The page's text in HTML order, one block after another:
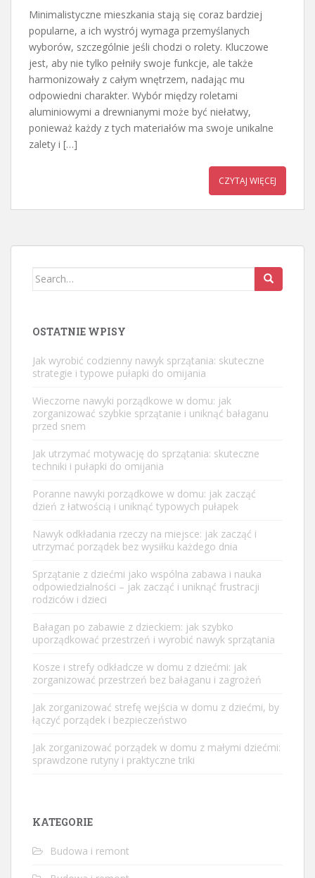
Minimalistyczne mieszkania stają się coraz bardziej
popularne, a ich wystrój wymaga przemyślanych
wyborów, szczególnie jeśli chodzi o rolety. Kluczowe
jest, aby nie tylko pełniły swoje funkcje, ale także
harmonizowały z całym wnętrzem, nadając mu
odpowiedni charakter. Wybór między roletami
aluminiowymi a drewnianymi może być niełatwy,
ponieważ każdy z tych materiałów ma swoje unikalne
zalety i […]
CZYTAJ WIĘCEJ
Search
OSTATNIE WPISY
Jak wyrobić codzienny nawyk sprzątania: skuteczne
strategie i typowe pułapki do omijania
Wieczorne nawyki porządkowe w domu: jak
zorganizować szybkie sprzątanie i uniknąć bałaganu
przed snem
Jak utrzymać motywację do sprzątania: skuteczne
techniki i pułapki do omijania
Poranne nawyki porządkowe w domu: jak zacząć
dzień z łatwością i uniknąć typowych pułapek
Nawyk odkładania rzeczy na miejsce: jak zacząć i
utrzymać porządek bez wysiłku każdego dnia
Sprzątanie z dziećmi jako wspólna zabawa i nauka
odpowiedzialności – jak zacząć i uniknąć frustracji
rodziców i dzieci
Bałagan po zabawie z dzieckiem: jak szybko
uporządkować przestrzeń i wyrobić nawyk sprzątania
Kosze i strefy odkładcze w domu z dziećmi: jak
zorganizować przestrzeń bez bałaganu i zagrożeń
Jak zorganizować strefę wejścia w domu z dziećmi, by
łączyć porządek i bezpieczeństwo
Jak zorganizować porządek w domu z małymi dziećmi:
sprawdzone rutyny i praktyczne triki
KATEGORIE
Budowa i remont